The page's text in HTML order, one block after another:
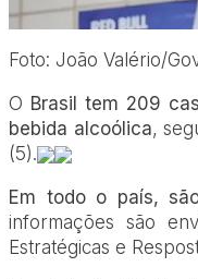
Foto: João Valério/
O Brasil tem 209
bebida alcoólica,
(5).
Em todo o país,
informações são
Estratégicas e